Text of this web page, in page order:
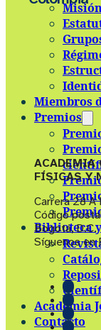
Miembros
Premios
Biblioteca
Academia
Contacto
ACADEMIA
FÍSICAS Y
Carrera 28
Código
Bogotá, D.C.
Síguenos en